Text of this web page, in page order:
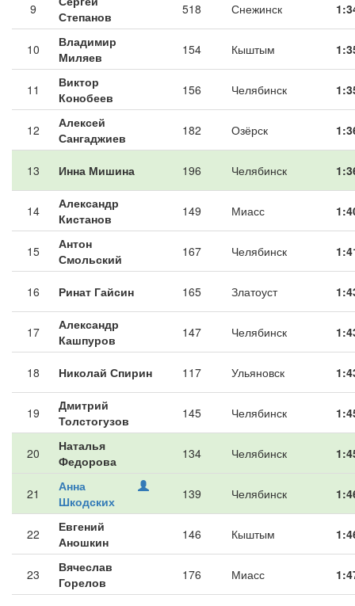
9
Степанов
518 Снежинск
10
Владимир
Миляев
154 Кыштым
11
Виктор
Конобеев
156 Челябинск
12
Алексей
Сангаджиев
182 Озёрск
13 Инна Мишина 196 Челябинск
14
Александр
Кистанов
149 Миасс
15
Антон
Смольский
167 Челябинск
16 Ринат Гайсин 165 Златоуст
17
Александр
Кашпуров
147 Челябинск
18 Николай Спирин 117 Ульяновск
19
Дмитрий
Толстогузов
145 Челябинск
20
Наталья
Федорова
134 Челябинск
21
Анна
Шкодских
139 Челябинск
22
Евгений
Аношкин
146 Кыштым
23
Вячеслав
Горелов
176 Миасс